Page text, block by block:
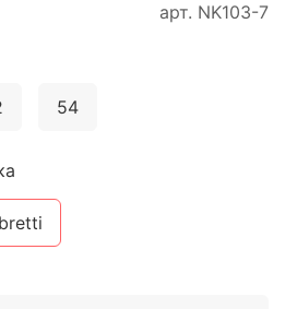
арт. NK103-7
54